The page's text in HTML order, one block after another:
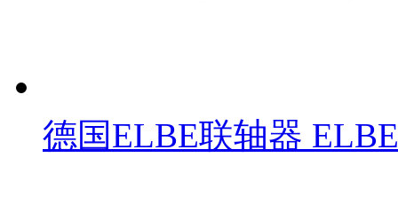
德国ELBE联轴器